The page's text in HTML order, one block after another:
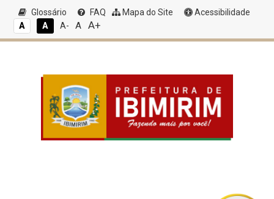
Glossário FAQ Mapa do Site
Acessibilidade
A
A A- A A+